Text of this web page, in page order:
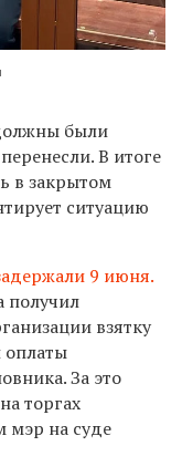
были
В итоге
в закрытом
ситуацию
9 июня.
получил
взятку
оплаты
За это
торгах
мэр на суде